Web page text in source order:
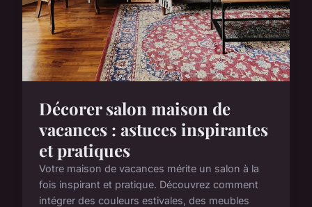
Décorer salon maison de
vacances : astuces inspirantes
et pratiques
Votre maison de vacances mérite un salon à la
fois inspirant et pratique. Découvrez comment
intégrer des couleurs estivales, des meubles